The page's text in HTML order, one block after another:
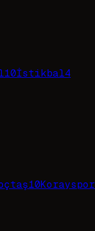
10İstikbal4
10Korayspor